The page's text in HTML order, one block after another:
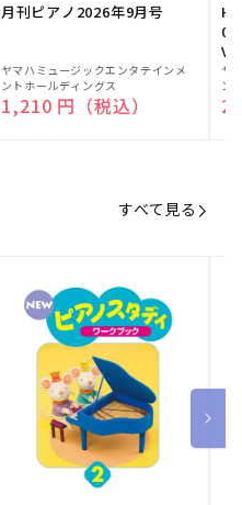
月刊ピアノ2026年9月号
販
売
元:
ヤマハミュージックエンタテインメ
ントホールディングス
通常価格
1,210 円（税込）
販
売
元:
ヤ
ン
すべて見る